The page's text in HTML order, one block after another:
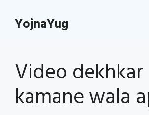
contentYojnaYug
Video dekhkar
kamane wala